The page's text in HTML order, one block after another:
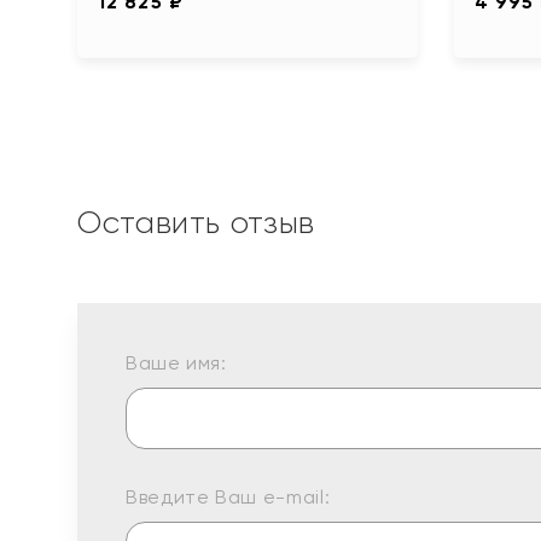
Оставить отзыв
Ваше имя:
Введите Ваш e-mail: